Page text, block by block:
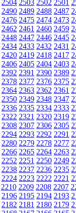
2504 2503 2502 2501
2490 2489 2488 2487
2476 2475 2474 2473
2462 2461 2460 2459
2448 2447 2446 2445
2434 2433 2432 2431
2420 2419 2418 2417
2406 2405 2404 2403
2392 2391 2390 2389
2378 2377 2376 2375
2364 2363 2362 2361
2350 2349 2348 2347
2336 2335 2334 2333
2322 2321 2320 2319
2308 2307 2306 2305
2294 2293 2292 2291
2280 2279 2278 2277
2266 2265 2264 2263
2252 2251 2250 2249
2238 2237 2236 2235
2224 2223 2222 2221
2210 2209 2208 2207
2196 2195 2194 2193
2182 2181 2180 2179